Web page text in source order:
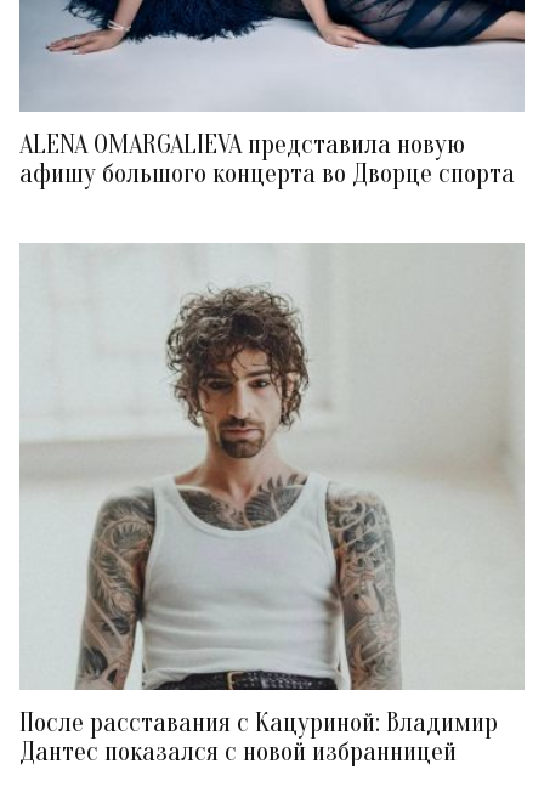
ALENA OMARGALIEVA представила новую
афишу большого концерта во Дворце спорта
После расставания с Кацуриной: Владимир
Дантес показался с новой избранницей